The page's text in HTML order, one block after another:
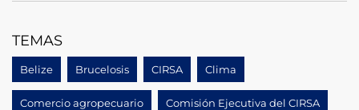
TEMAS
Belize Brucelosis CIRSA Clima
Comercio agropecuario Comisión Ejecutiva del CIRSA